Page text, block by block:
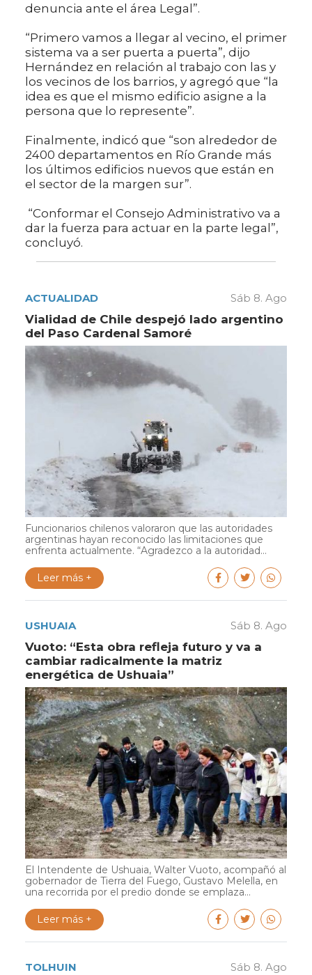
denuncia ante el área Legal”.
“Primero vamos a llegar al vecino, el primer
sistema va a ser puerta a puerta”, dijo
Hernández en relación al trabajo con las y
los vecinos de los barrios, y agregó que “la
idea es que el mismo edificio asigne a la
persona que lo represente”.
Finalmente, indicó que “son alrededor de
2400 departamentos en Río Grande más
los últimos edificios nuevos que están en
el sector de la margen sur”.
“Conformar el Consejo Administrativo va a
dar la fuerza para actuar en la parte legal”,
concluyó.
ACTUALIDAD Sáb 8. Ago
Vialidad de Chile despejó lado argentino
del Paso Cardenal Samoré
Funcionarios chilenos valoraron que las autoridades
argentinas hayan reconocido las limitaciones que
enfrenta actualmente. “Agradezco a la autoridad...
Leer más +
USHUAIA Sáb 8. Ago
Vuoto: “Esta obra refleja futuro y va a
cambiar radicalmente la matriz
energética de Ushuaia”
El Intendente de Ushuaia, Walter Vuoto, acompañó al
gobernador de Tierra del Fuego, Gustavo Melella, en
una recorrida por el predio donde se emplaza...
Leer más +
TOLHUIN Sáb 8. Ago